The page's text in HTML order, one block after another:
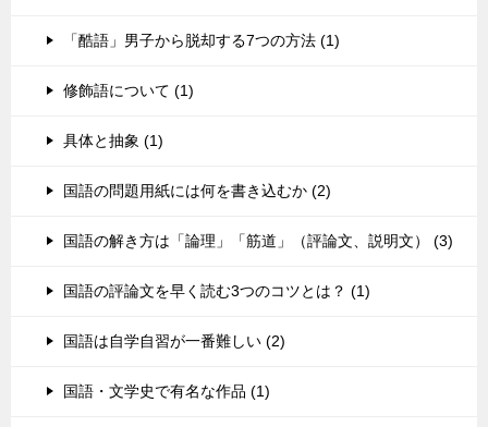
「酷語」男子から脱却する7つの方法 (1)
修飾語について (1)
具体と抽象 (1)
国語の問題用紙には何を書き込むか (2)
国語の解き方は「論理」「筋道」（評論文、説明文） (3)
国語の評論文を早く読む3つのコツとは？ (1)
国語は自学自習が一番難しい (2)
国語・文学史で有名な作品 (1)